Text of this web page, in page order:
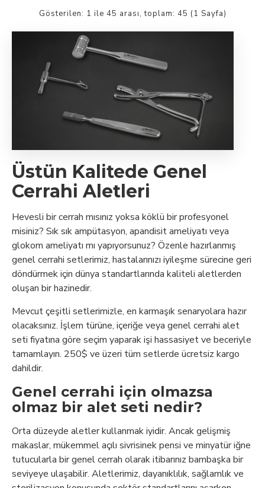
Üstün Kalitede Genel
Cerrahi Aletleri
Hevesli bir cerrah mısınız yoksa köklü bir profesyonel
misiniz? Sık sık ampütasyon, apandisit ameliyatı veya
glokom ameliyatı mı yapıyorsunuz? Özenle hazırlanmış
genel cerrahi setlerimiz, hastalarınızı iyileşme sürecine geri
döndürmek için dünya standartlarında kaliteli aletlerden
oluşan bir hazinedir.
Mevcut çeşitli setlerimizle, en karmaşık senaryolara hazır
olacaksınız. İşlem türüne, içeriğe veya genel cerrahi alet
seti fiyatına göre seçim yaparak işi hassasiyet ve beceriyle
tamamlayın. 250$ ve üzeri tüm setlerde ücretsiz kargo
dahildir.
Genel cerrahi için olmazsa
olmaz bir alet seti nedir?
Orta düzeyde aletler kullanmak iyidir. Ancak gelişmiş
makaslar, mükemmel açılı sivrisinek pensi ve minyatür iğne
tutucularla bir genel cerrah olarak itibarınız bambaşka bir
seviyeye ulaşabilir. Aletlerimiz, dayanıklılık, sağlamlık ve
Gösterilen: 1 ile 45 arası, toplam: 45 (1 Sayfa)